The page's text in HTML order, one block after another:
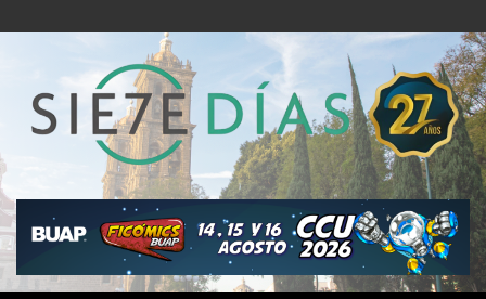
al
Semanario 7 Días